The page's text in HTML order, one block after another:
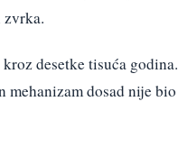
desetke tisuća godina.
mehanizam dosad nije bio